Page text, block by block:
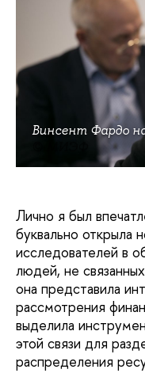
Винсент Фардо
Лично я был
буквально открыла
исследователей в
людей, не
она представила
рассмотрения
выделила
этой связи для
распределения